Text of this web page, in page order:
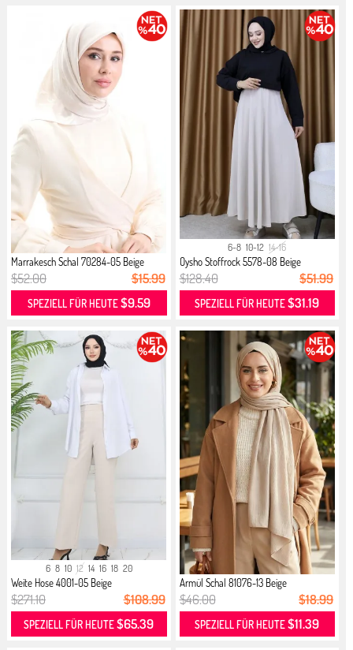
Marrakesch Schal 70284-05 Beige
$52.00 $15.99
SPEZIELL FÜR HEUTE$9.59
6-8 10-12 14-16
Oysho Stoffrock 5578-08 Beige
$128.40 $51.99
SPEZIELL FÜR HEUTE$31.19
6 8 10 12 14 16 18 20
Weite Hose 4001-05 Beige
$271.10 $108.99
SPEZIELL FÜR HEUTE$65.39
Armül Schal 81076-13 Beige
$46.00 $18.99
SPEZIELL FÜR HEUTE$11.39